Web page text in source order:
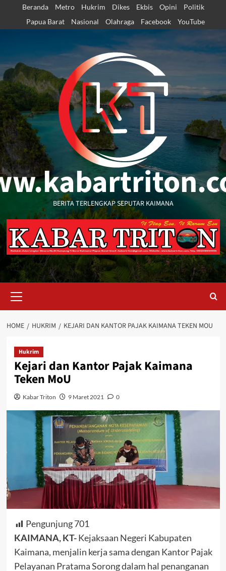
content
Beranda Metro Hukrim Dikes Ekbis Opini
Politik
Papua Barat
Nasional Olahraga Facebook YouTube
BERITA TERLENGKAP SEPUTAR KAIMANA
Menu
HOME HUKRIM KEJARI DAN KANTOR PAJAK KAIMANA TEKEN MOU
Hukrim
Kejari dan Kantor Pajak Kaimana
Teken MoU
Kabar Triton 9 Maret 2021 0
Pengunjung 701
KAIMANA, KT-Kejaksaan Negeri Kabupaten
Kaimana, menjalin kerja sama dengan Kantor Pajak
Pelayanan Pratama Sorong dalam hal penanganan